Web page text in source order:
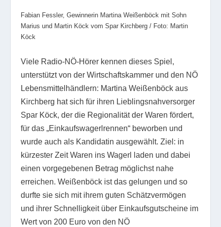
Fabian Fessler, Gewinnerin Martina Weißenböck mit Sohn
Marius und Martin Köck vom Spar Kirchberg / Foto: Martin
Köck
Viele Radio-NÖ-Hörer kennen dieses Spiel,
unterstützt von der Wirtschaftskammer und den NÖ
Lebensmittelhändlern: Martina Weißenböck aus
Kirchberg hat sich für ihren Lieblingsnahversorger
Spar Köck, der die Regionalität der Waren fördert,
für das „Einkaufswagerlrennen“ beworben und
wurde auch als Kandidatin ausgewählt. Ziel: in
kürzester Zeit Waren ins Wagerl laden und dabei
einen vorgegebenen Betrag möglichst nahe
erreichen. Weißenböck ist das gelungen und so
durfte sie sich mit ihrem guten Schätzvermögen
und ihrer Schnelligkeit über Einkaufsgutscheine im
Wert von 200 Euro von den NÖ